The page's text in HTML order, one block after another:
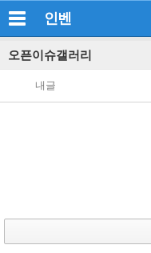
인벤
오픈이슈갤러리
내글